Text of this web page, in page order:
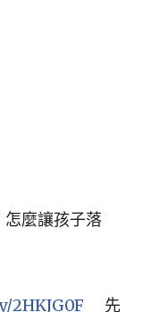
怎麼讓孩子落
先